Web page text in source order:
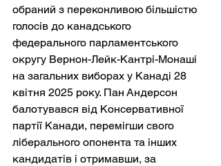
обраний з переконливою більшістю
голосів до канадського
федерального парламентського
округу Вернон-Лейк-Кантрі-Монаші
на загальних виборах у Канаді 28
квітня 2025 року. Пан Андерсон
балотувався від Консервативної
партії Канади, перемігши свого
ліберального опонента та інших
кандидатів і отримавши, за